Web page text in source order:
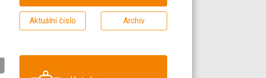
Aktuální číslo Archiv